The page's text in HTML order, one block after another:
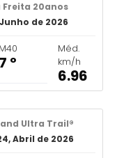
Freita 20anos
de 2026
M40
7 º
Méd.
km/h
6.96
Ultra Trail®
Abril de 2026